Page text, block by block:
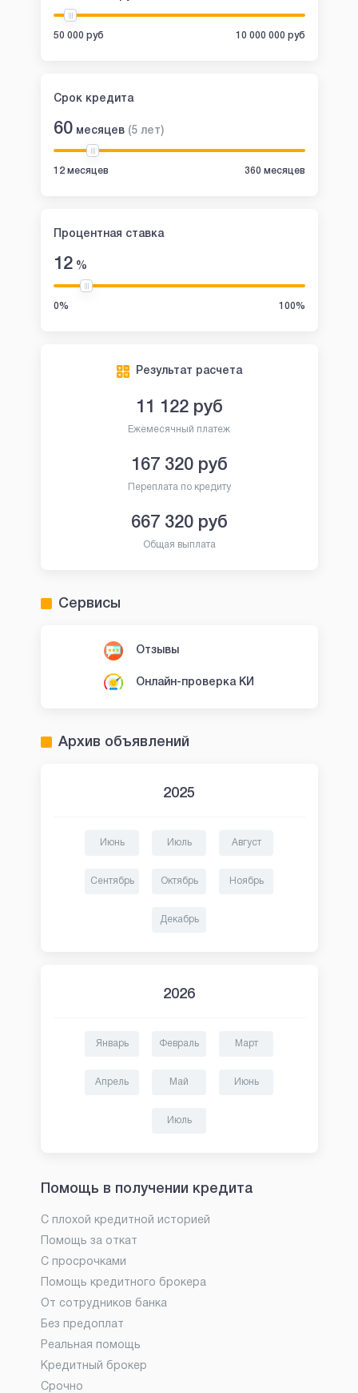
50 000 руб 10 000 000 руб
Срок кредита
60 месяцев (5 лет)
12 месяцев 360 месяцев
Процентная ставка
12%
0% 100%
Результат расчета
11 122руб
Ежемесячный платеж
167 320руб
Переплата по кредиту
667 320руб
Общая выплата
Сервисы
Отзывы
Онлайн-проверка КИ
Архив объявлений
2025
Июнь Июль Август
Сентябрь Октябрь Ноябрь
Декабрь
2026
Январь Февраль Март
Апрель Май Июнь
Июль
Помощь в получении кредита
С плохой кредитной историей
Помощь за откат
С просрочками
Помощь кредитного брокера
От сотрудников банка
Без предоплат
Реальная помощь
Кредитный брокер
Срочно